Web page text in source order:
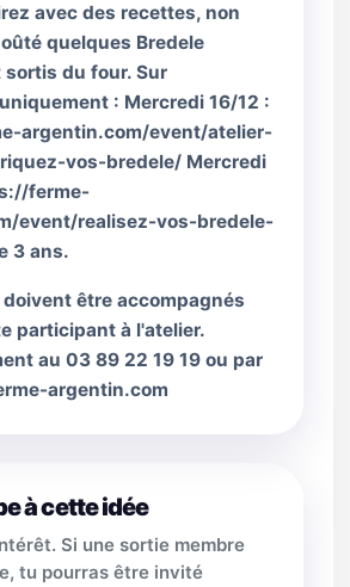
avec des recettes, non
quelques Bredele
du four. Sur
: Mercredi 16/12 :
argentin.com/event/atelier-
vos-bredele/ Mercredi
ferme-
event/realisez-vos-bredele-
3 ans.
être accompagnés
participant à l'atelier.
au 03 89 22 19 19 ou par
argentin.com
à cette idée
Si une sortie membre
tu pourras être invité